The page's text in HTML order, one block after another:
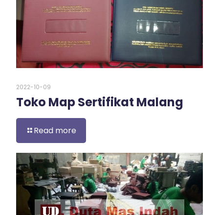
2022-10-09
Toko Map Sertifikat Malang
Read more